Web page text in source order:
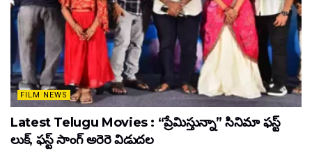
FILM NEWS
Latest Telugu Movies : “ప్రేమిస్తున్నా” సినిమా ఫస్ట్
లుక్, ఫస్ట్ సాంగ్ అరెరె విడుదల